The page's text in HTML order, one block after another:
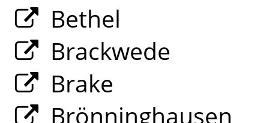
Bethel
Brackwede
Brake
Brönninghausen